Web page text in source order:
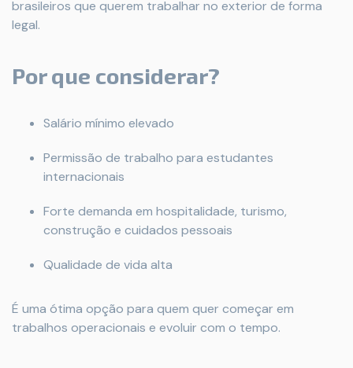
brasileiros que querem trabalhar no exterior de forma
legal.
Por que considerar?
Salário mínimo elevado
Permissão de trabalho para estudantes
internacionais
Forte demanda em hospitalidade, turismo,
construção e cuidados pessoais
Qualidade de vida alta
É uma ótima opção para quem quer começar em
trabalhos operacionais e evoluir com o tempo.